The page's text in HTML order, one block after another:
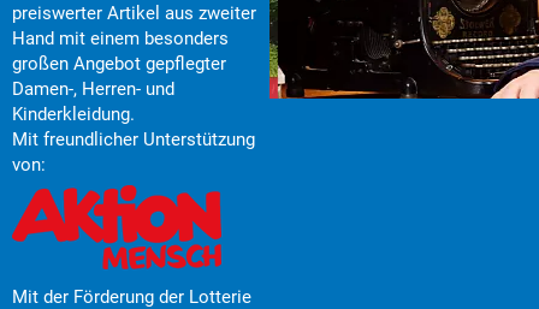
preiswerter Artikel aus zweiter
Hand mit einem besonders
großen Angebot gepflegter
Damen-, Herren- und
Kinderkleidung.
Mit freundlicher Unterstützung
von:
Mit der Förderung der Lotterie